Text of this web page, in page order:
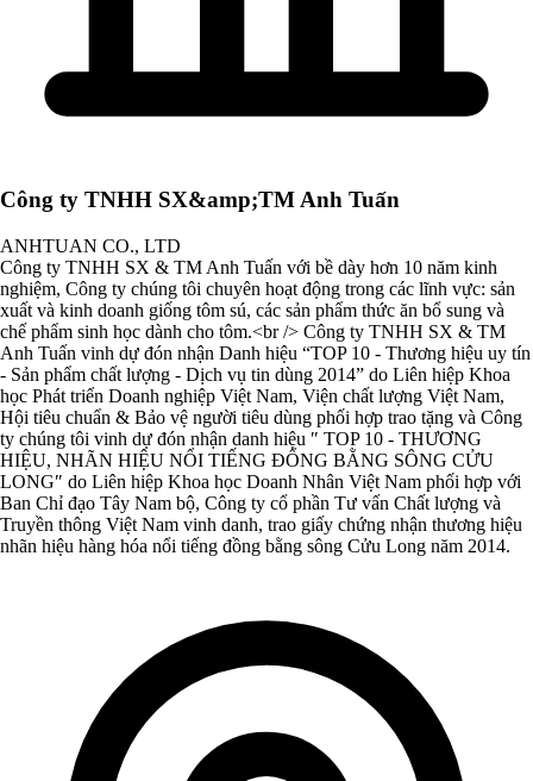
Công ty TNHH SX&amp;TM Anh Tuấn
ANHTUAN CO., LTD
Công ty TNHH SX & TM Anh Tuấn với bề dày hơn 10 năm kinh
nghiệm, Công ty chúng tôi chuyên hoạt động trong các lĩnh vực: sản
xuất và kinh doanh giống tôm sú, các sản phẩm thức ăn bổ sung và
chế phẩm sinh học dành cho tôm.<br /> Công ty TNHH SX & TM
Anh Tuấn vinh dự đón nhận Danh hiệu “TOP 10 - Thương hiệu uy tín
- Sản phẩm chất lượng - Dịch vụ tin dùng 2014” do Liên hiệp Khoa
học Phát triển Doanh nghiệp Việt Nam, Viện chất lượng Việt Nam,
Hội tiêu chuẩn & Bảo vệ người tiêu dùng phối hợp trao tặng và Công
ty chúng tôi vinh dự đón nhận danh hiệu ″ TOP 10 - THƯƠNG
HIỆU, NHÃN HIỆU NỔI TIẾNG ĐỔNG BẰNG SÔNG CỬU
LONG″ do Liên hiệp Khoa học Doanh Nhân Việt Nam phối hợp với
Ban Chỉ đạo Tây Nam bộ, Công ty cổ phần Tư vấn Chất lượng và
Truyền thông Việt Nam vinh danh, trao giấy chứng nhận thương hiệu
nhãn hiệu hàng hóa nổi tiếng đồng bằng sông Cửu Long năm 2014.